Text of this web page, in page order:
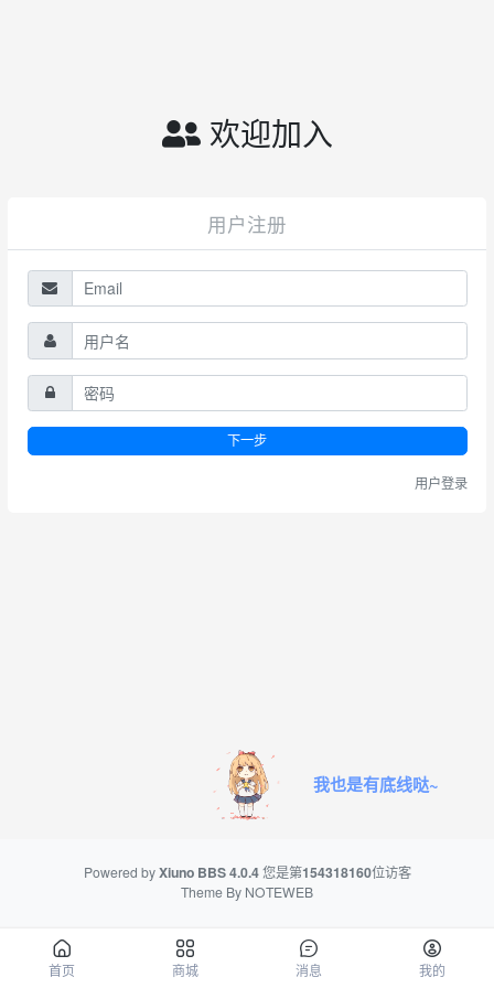
欢迎加入
用户注册
下一步
用户登录
我也是有底线哒~
Powered byXiuno BBS4.0.4 您是第154318160位访客
Theme By NOTEWEB
首页 商城 消息 我的